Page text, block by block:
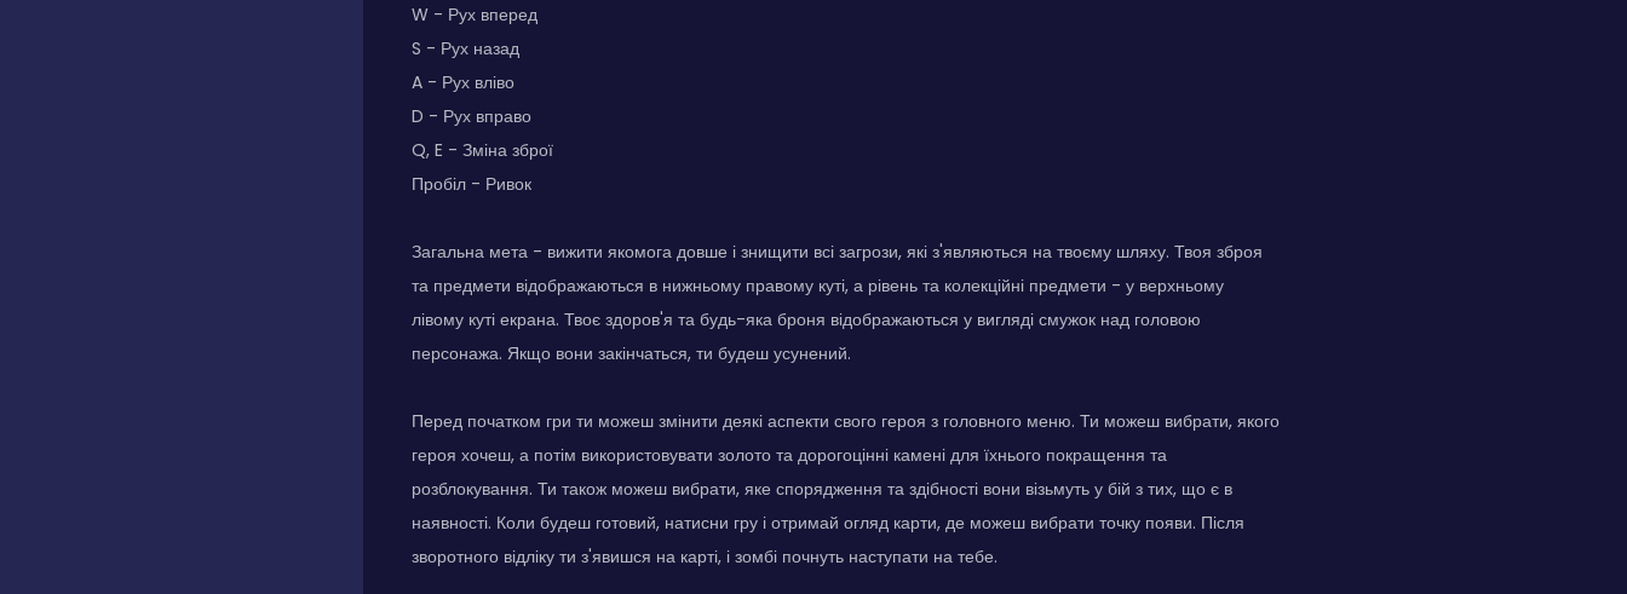
W - Рух вперед
S - Рух назад
A - Рух вліво
D - Рух вправо
Q, E - Зміна зброї
Пробіл - Ривок
Загальна мета - вижити якомога довше і знищити всі загрози, які з'являються на твоєму шляху. Твоя зброя
та предмети відображаються в нижньому правому куті, а рівень та колекційні предмети - у верхньому
лівому куті екрана. Твоє здоров'я та будь-яка броня відображаються у вигляді смужок над головою
персонажа. Якщо вони закінчаться, ти будеш усунений.
Перед початком гри ти можеш змінити деякі аспекти свого героя з головного меню. Ти можеш вибрати, якого
героя хочеш, а потім використовувати золото та дорогоцінні камені для їхнього покращення та
розблокування. Ти також можеш вибрати, яке спорядження та здібності вони візьмуть у бій з тих, що є в
наявності. Коли будеш готовий, натисни гру і отримай огляд карти, де можеш вибрати точку появи. Після
зворотного відліку ти з'явишся на карті, і зомбі почнуть наступати на тебе.